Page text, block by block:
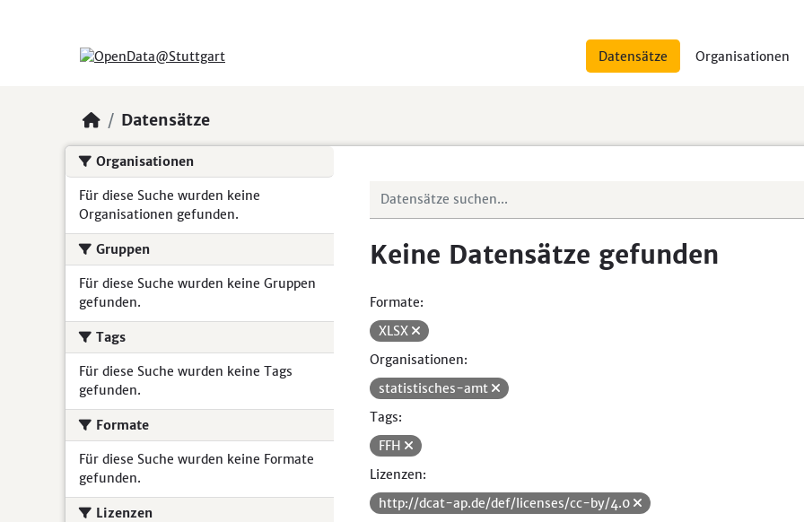
Datensätze Organisationen
Datensätze
Organisationen
Für diese Suche wurden keine
Organisationen gefunden.
Gruppen
Für diese Suche wurden keine Gruppen
gefunden.
Tags
Für diese Suche wurden keine Tags
gefunden.
Formate
Für diese Suche wurden keine Formate
gefunden.
Lizenzen
Keine Datensätze gefunden
Formate:
XLSX
Organisationen:
statistisches-amt
Tags:
FFH
Lizenzen:
http://dcat-ap.de/def/licenses/cc-by/4.0